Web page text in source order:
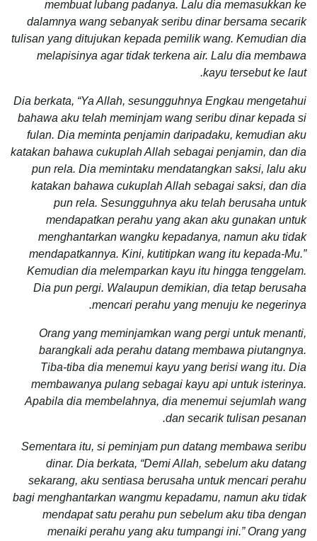
membuat lubang padanya. Lalu dia memasukkan ke
dalamnya wang sebanyak seribu dinar bersama secarik
tulisan yang ditujukan kepada pemilik wang. Kemudian dia
melapisinya agar tidak terkena air. Lalu dia membawa
kayu tersebut ke laut.
Dia berkata, “Ya Allah, sesungguhnya Engkau mengetahui
bahawa aku telah meminjam wang seribu dinar kepada si
fulan. Dia meminta penjamin daripadaku, kemudian aku
katakan bahawa cukuplah Allah sebagai penjamin, dan dia
pun rela. Dia memintaku mendatangkan saksi, lalu aku
katakan bahawa cukuplah Allah sebagai saksi, dan dia
pun rela. Sesungguhnya aku telah berusaha untuk
mendapatkan perahu yang akan aku gunakan untuk
menghantarkan wangku kepadanya, namun aku tidak
mendapatkannya. Kini, kutitipkan wang itu kepada-Mu.”
Kemudian dia melemparkan kayu itu hingga tenggelam.
Dia pun pergi. Walaupun demikian, dia tetap berusaha
mencari perahu yang menuju ke negerinya.
Orang yang meminjamkan wang pergi untuk menanti,
barangkali ada perahu datang membawa piutangnya.
Tiba-tiba dia menemui kayu yang berisi wang itu. Dia
membawanya pulang sebagai kayu api untuk isterinya.
Apabila dia membelahnya, dia menemui sejumlah wang
dan secarik tulisan pesanan.
Sementara itu, si peminjam pun datang membawa seribu
dinar. Dia berkata, “Demi Allah, sebelum aku datang
sekarang, aku sentiasa berusaha untuk mencari perahu
bagi menghantarkan wangmu kepadamu, namun aku tidak
mendapat satu perahu pun sebelum aku tiba dengan
menaiki perahu yang aku tumpangi ini.” Orang yang